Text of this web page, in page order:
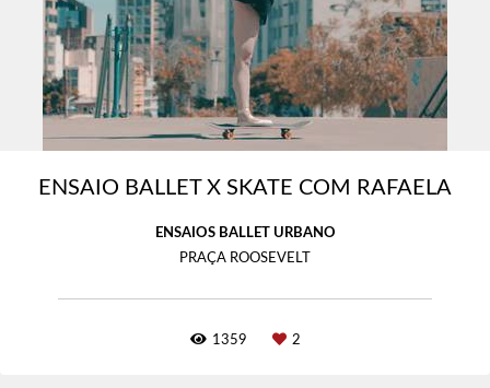
ENSAIO BALLET X SKATE COM RAFAELA
ENSAIOS BALLET URBANO
PRAÇA ROOSEVELT
1359 2